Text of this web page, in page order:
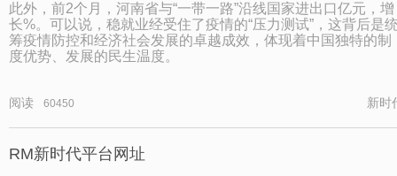
此外，前2个月，河南省与“一带一路”沿线国家进出口亿元，增
长%。可以说，稳就业经受住了疫情的“压力测试”，这背后是
筹疫情防控和经济社会发展的卓越成效，体现着中国独特的制
度优势、发展的民生温度。
阅读 60450 新时
RM新时代平台网址